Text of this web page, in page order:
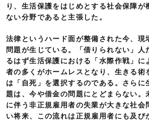
り、生活保護をはじめとする社会保障が
ない分野であると主張した。
法律というハード面が整備された今、現
問題が生じている。「借りられない」人
るはず生活保護における「水際作戦」に
者の多くがホームレスとなり、生きる術
は「自死」を選択するのである。さらに
題は、今や借金の問題にとどまらない。
に伴う非正規雇用者の失業が大きな社会
い将来、この流れは正規雇用者にも及び